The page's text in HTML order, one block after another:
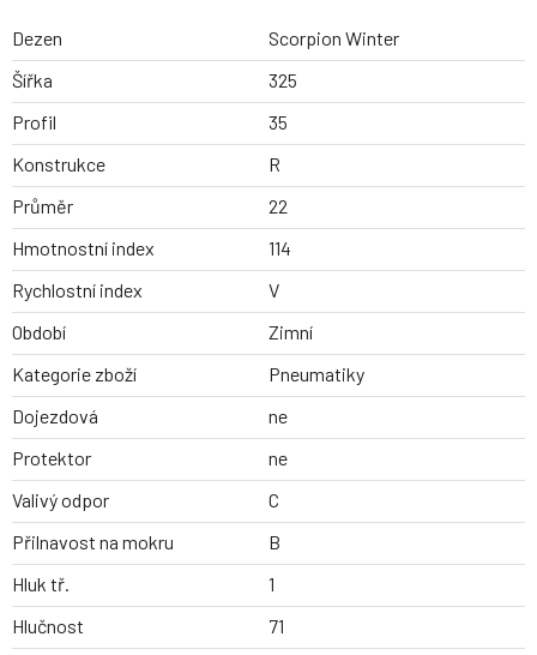
Dezen
Scorpion Winter
Šířka
325
Profil
35
Konstrukce
R
Průměr
22
Hmotnostní index
114
Rychlostní index
V
Období
Zimní
Kategorie zboží
Pneumatiky
Dojezdová
ne
Protektor
ne
Valivý odpor
C
Přilnavost na mokru
B
Hluk tř.
1
Hlučnost
71